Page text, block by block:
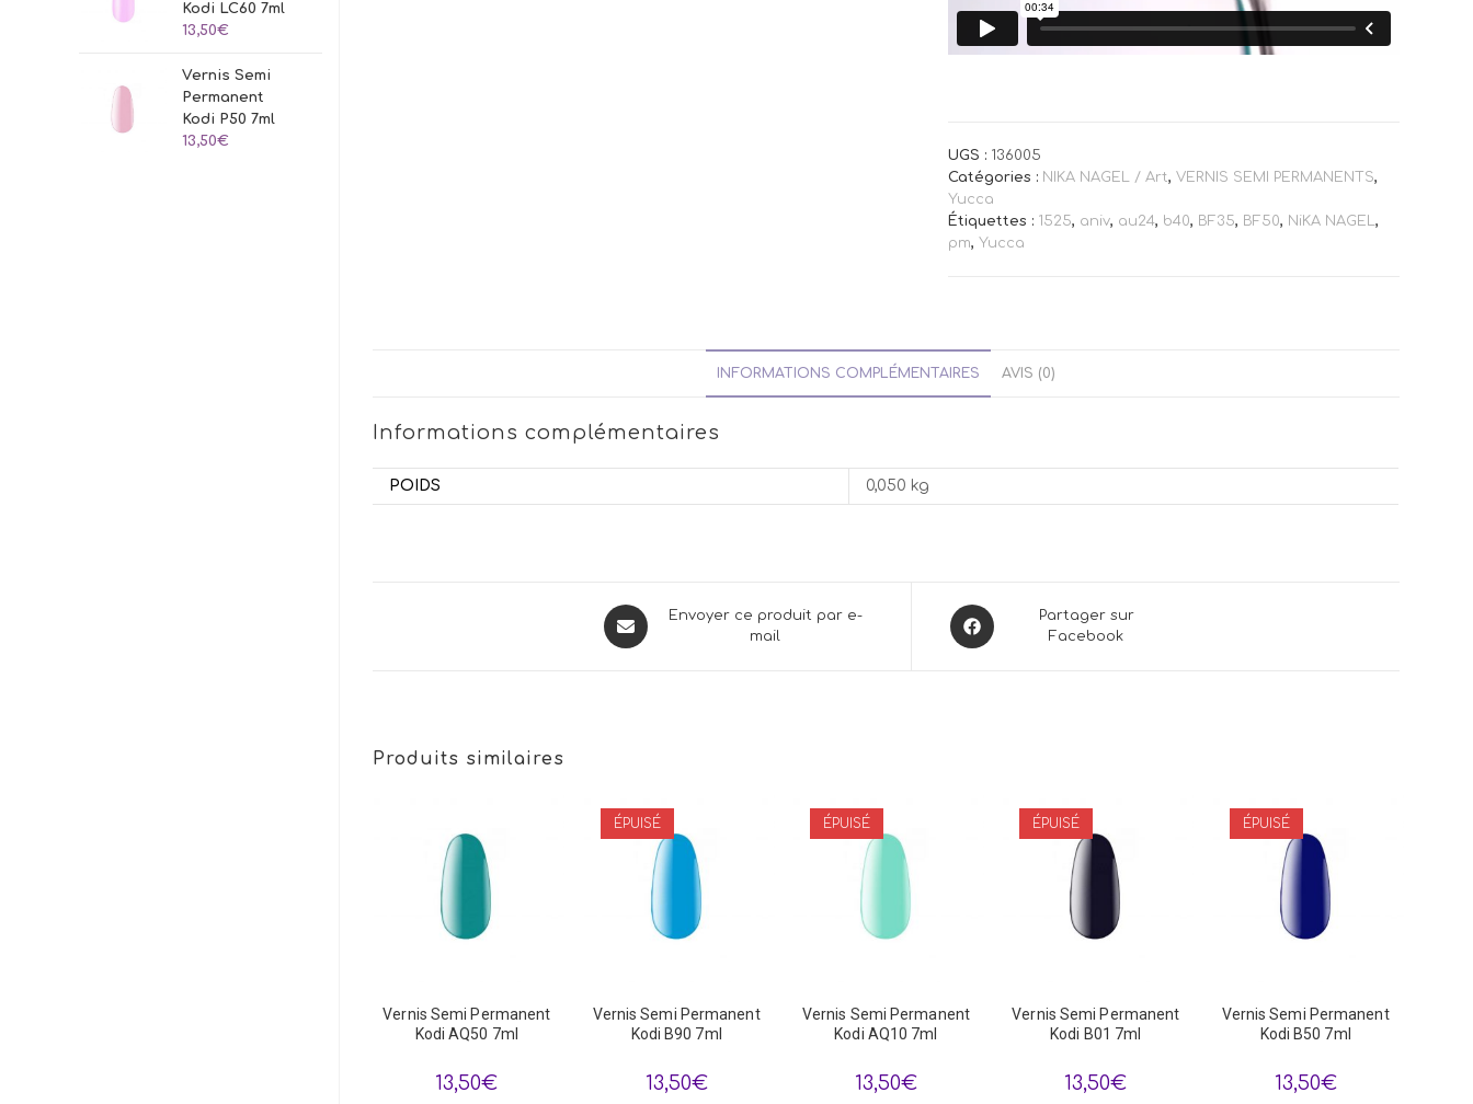
UGS : 136005
Catégories : NIKA NAGEL / Art, VERNIS SEMI PERMANENTS,
Yucca
Étiquettes : 1525, aniv, au24, b40, BF35, BF50, NiKA NAGEL,
pm, Yucca
INFORMATIONS COMPLÉMENTAIRES AVIS (0)
Informations complémentaires
POIDS 0,050 kg
Opens
in
Envoyer ce produit par e-
mail
Opens
in
Partager sur
Facebook
Produits similaires
Vernis Semi Permanent
Kodi AQ50 7ml
13,50€
ÉPUISÉ
Vernis Semi Permanent
Kodi B90 7ml
13,50€
ÉPUISÉ
Vernis Semi Permanent
Kodi AQ10 7ml
13,50€
ÉPUISÉ
Vernis Semi Permanent
Kodi B01 7ml
13,50€
ÉPUISÉ
Vernis Semi Permanent
Kodi B50 7ml
13,50€
Kodi LC60 7ml
13,50€
Vernis Semi
Permanent
Kodi P50 7ml
13,50€